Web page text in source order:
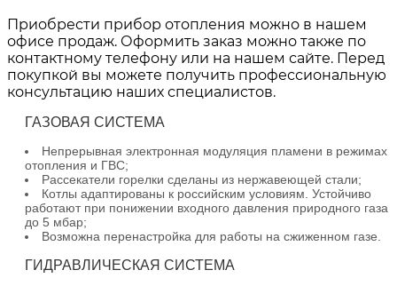
Приобрести прибор отопления можно в нашем
офисе продаж. Оформить заказ можно также по
контактному телефону или на нашем сайте. Перед
покупкой вы можете получить профессиональную
консультацию наших специалистов.
ГАЗОВАЯ СИСТЕМА
Непрерывная электронная модуляция пламени в режимах
отопления и ГВС;
Рассекатели горелки сделаны из нержавеющей стали;
Котлы адаптированы к российским условиям. Устойчиво
работают при понижении входного давления природного газа
до 5 мбар;
Возможна перенастройка для работы на сжиженном газе.
ГИДРАВЛИЧЕСКАЯ СИСТЕМА